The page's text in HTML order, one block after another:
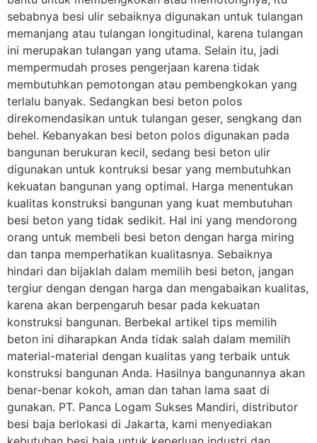
sebabnya besi ulir sebaiknya digunakan untuk tulangan
memanjang atau tulangan longitudinal, karena tulangan
ini merupakan tulangan yang utama. Selain itu, jadi
mempermudah proses pengerjaan karena tidak
membutuhkan pemotongan atau pembengkokan yang
terlalu banyak. Sedangkan besi beton polos
direkomendasikan untuk tulangan geser, sengkang dan
behel. Kebanyakan besi beton polos digunakan pada
bangunan berukuran kecil, sedang besi beton ulir
digunakan untuk kontruksi besar yang membutuhkan
kekuatan bangunan yang optimal. Harga menentukan
kualitas konstruksi bangunan yang kuat membutuhan
besi beton yang tidak sedikit. Hal ini yang mendorong
orang untuk membeli besi beton dengan harga miring
dan tanpa memperhatikan kualitasnya. Sebaiknya
hindari dan bijaklah dalam memilih besi beton, jangan
tergiur dengan dengan harga dan mengabaikan kualitas,
karena akan berpengaruh besar pada kekuatan
konstruksi bangunan. Berbekal artikel tips memilih
beton ini diharapkan Anda tidak salah dalam memilih
material-material dengan kualitas yang terbaik untuk
konstruksi bangunan Anda. Hasilnya bangunannya akan
benar-benar kokoh, aman dan tahan lama saat di
gunakan. PT. Panca Logam Sukses Mandiri, distributor
besi baja berlokasi di Jakarta, kami menyediakan